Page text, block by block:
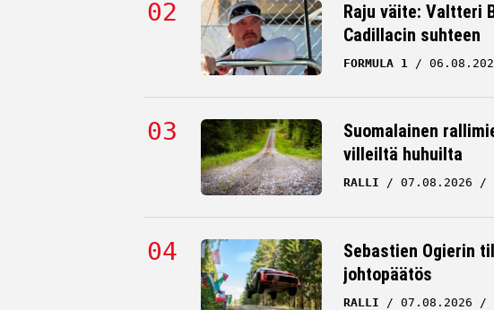
Raju väite: Valtteri
Cadillacin suhteen
FORMULA 1
Suomalainen
villeiltä huhuilta
RALLI 07.08.2026
Sebastien Ogierin
johtopäätös
RALLI 07.08.2026